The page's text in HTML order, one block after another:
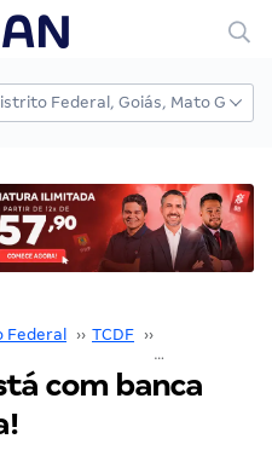
›› TCDF ››
com banca